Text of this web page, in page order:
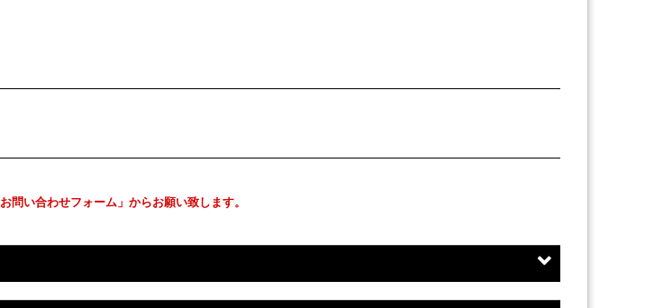
い合わせフォーム」からお願い致します。